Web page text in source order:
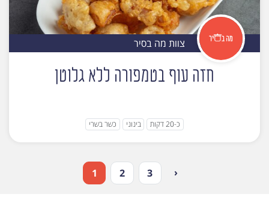
צוות מה בסיר
חזה עוף בטמפורה ללא גלוטן
כ-20 דקות בינוני כשר בשרי
1 2 3 ‹